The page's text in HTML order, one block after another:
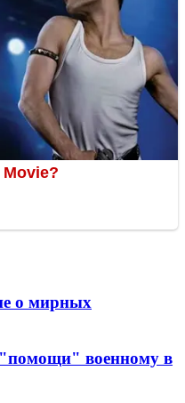
о мирных
военному в